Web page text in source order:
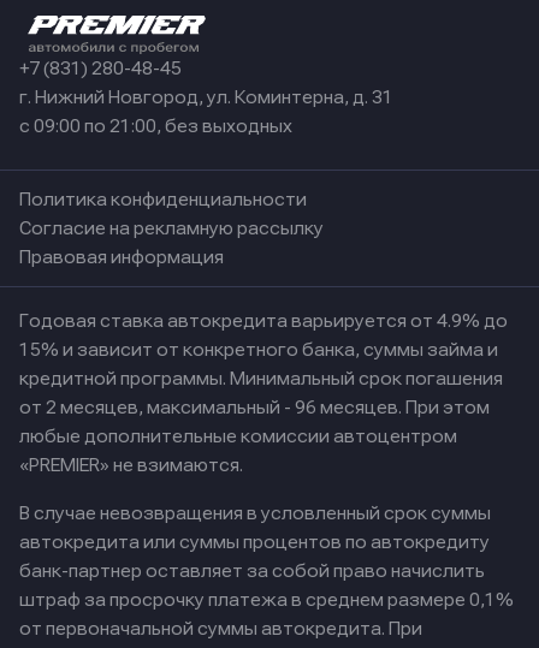
+7 (831) 280-48-45
г. Нижний Новгород, ул. Коминтерна, д. 31
с 09:00 по 21:00, без выходных
Политика конфиденциальности
Согласие на рекламную рассылку
Правовая информация
Годовая ставка автокредита варьируется от 4.9% до
15% и зависит от конкретного банка, суммы займа и
кредитной программы. Минимальный срок погашения
от 2 месяцев, максимальный - 96 месяцев. При этом
любые дополнительные комиссии автоцентром
«PREMIER» не взимаются.
В случае невозвращения в условленный срок суммы
автокредита или суммы процентов по автокредиту
банк-партнер оставляет за собой право начислить
штраф за просрочку платежа в среднем размере 0,1%
от первоначальной суммы автокредита. При